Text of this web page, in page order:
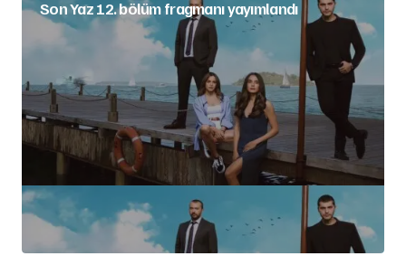
Son Yaz 12. bölüm fragmanı yayımlandı